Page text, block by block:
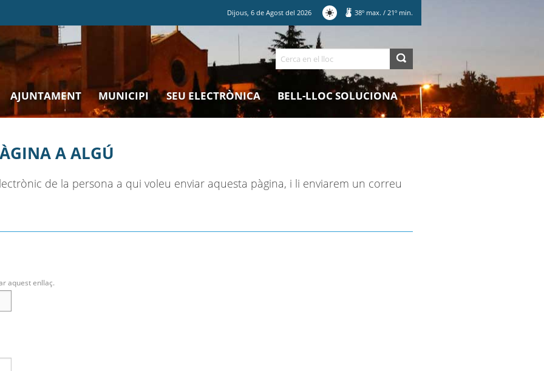
Dijous,6 deAgost del2026 38º max. / 21º min.
Cerca
AJUNTAMENT MUNICIPI SEU ELECTRÒNICA BELL-LLOC SOLUCIONA
A ALGÚ
de la persona a qui voleu enviar aquesta pàgina, i li enviarem un correu
aquest enllaç.